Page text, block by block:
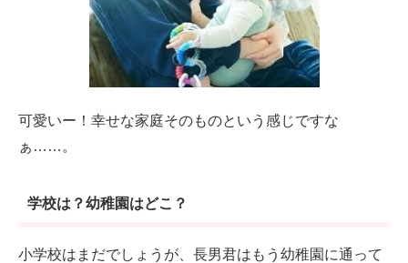
可愛いー！幸せな家庭そのものという感じですな
ぁ……。
学校は？幼稚園はどこ？
小学校はまだでしょうが、長男君はもう幼稚園に通って